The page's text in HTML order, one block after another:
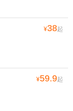
¥38起
¥59.9起